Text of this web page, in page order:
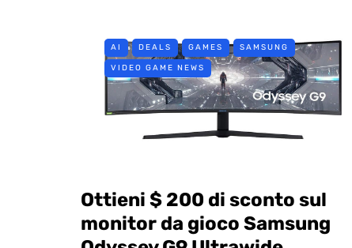
AI DEALS GAMES SAMSUNG
VIDEO GAME NEWS
Ottieni $ 200 di sconto sul
monitor da gioco Samsung